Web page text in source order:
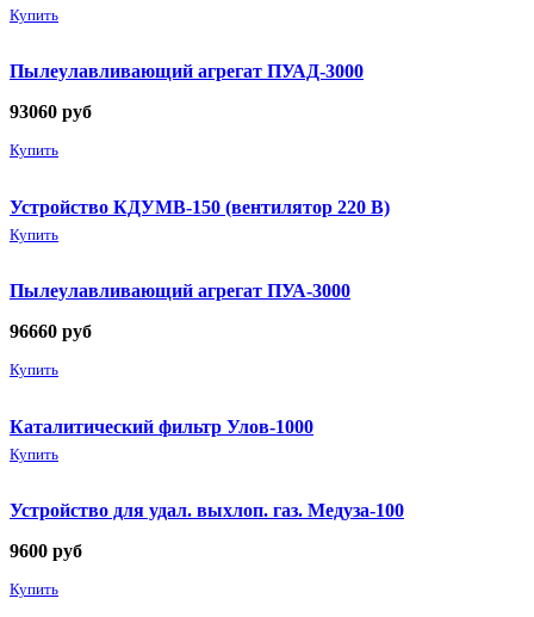
Купить
Пылеулавливающий агрегат ПУАД-3000
93060 руб
Купить
Устройство КДУМВ-150 (вентилятор 220 В)
Купить
Пылеулавливающий агрегат ПУА-3000
96660 руб
Купить
Каталитический фильтр Улов-1000
Купить
Устройство для удал. выхлоп. газ. Медуза-100
9600 руб
Купить